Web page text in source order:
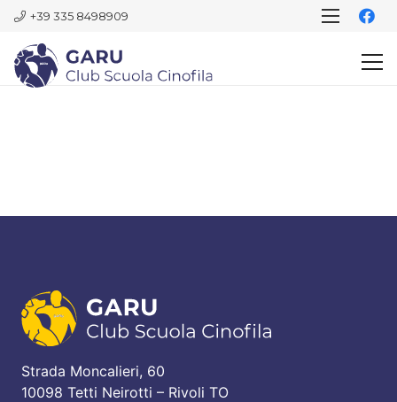
+39 335 8498909
Strada Moncalieri, 60
10098 Tetti Neirotti – Rivoli TO